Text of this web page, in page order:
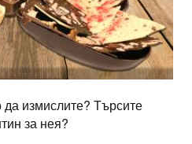
измислите? Търсите
за нея?